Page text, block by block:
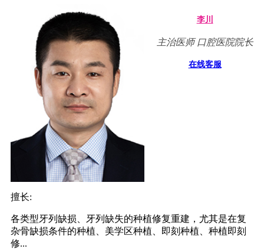
李川
主治医师 口腔医院院长
在线客服
擅长:
各类型牙列缺损、牙列缺失的种植修复重建，尤其是在复
杂骨缺损条件的种植、美学区种植、即刻种植、种植即刻
修...